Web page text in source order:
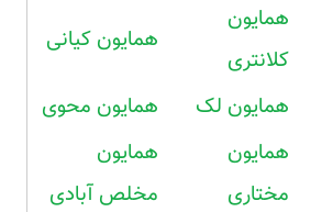
همایون
کلانتری
همایون کیانی
همایون لک همایون محوی
همایون
مختاری
همایون
مخلص آبادی